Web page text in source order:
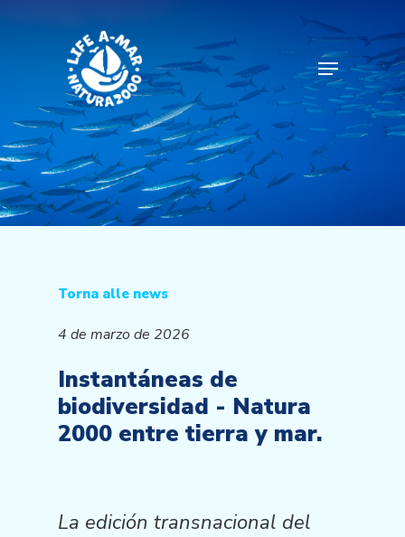
Menu
Torna alle news
4 de marzo de 2026
Instantáneas de
biodiversidad - Natura
2000 entre tierra y mar.
La edición transnacional del